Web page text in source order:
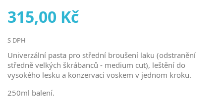
315,00 Kč
S DPH
Univerzální pasta pro střední broušení laku (odstranění
středně velkých škrábanců - medium cut), leštění do
vysokého lesku a konzervaci voskem v jednom kroku.
250ml balení.